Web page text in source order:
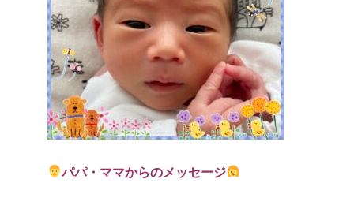
パパ・ママからのメッセージ